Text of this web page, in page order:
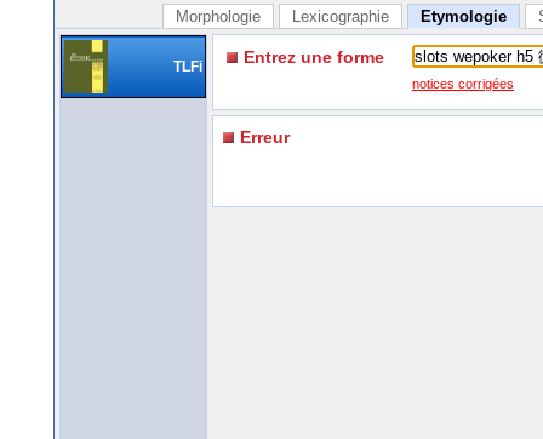
Morphologie Lexicographie Etymologie
TLFi Entrez une forme
notices corrigées
Erreur